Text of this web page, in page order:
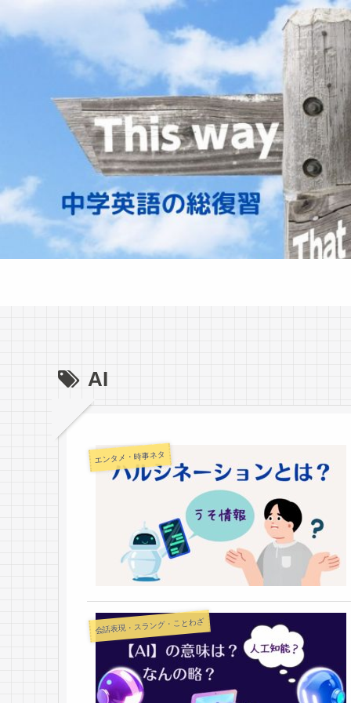
AI
エンタメ・時事ネタ
会話表現・スラング・ことわざ